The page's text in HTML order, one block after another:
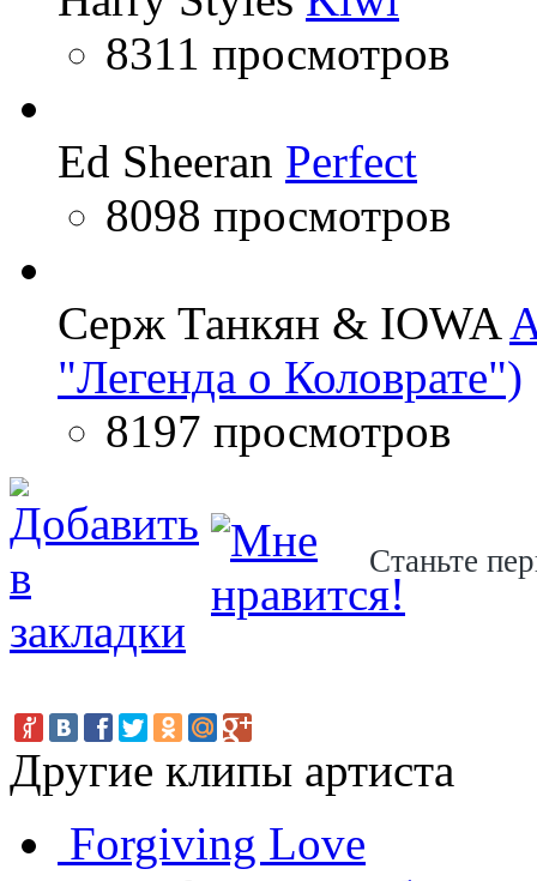
8311 просмотров
Ed Sheeran Perfect
8098 просмотров
Серж Танкян & IOWA
"Легенда о Коловрате")
8197 просмотров
Станьте
Другие клипы артиста
Forgiving Love